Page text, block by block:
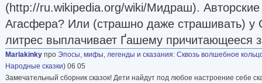
(http://ru.wikipedia.org/wiki/Мидраш). Авторские
Агасфера? Или (страшно даже страшивать) у
литрес выплачивает Ґашему причитающееся
Marlakinky про Эпосы, мифы, легенды и сказания: Сквозь волшебное
Народные сказки) 06 05
Замечательный сборник сказок! Дети найдут под любое настроение себе